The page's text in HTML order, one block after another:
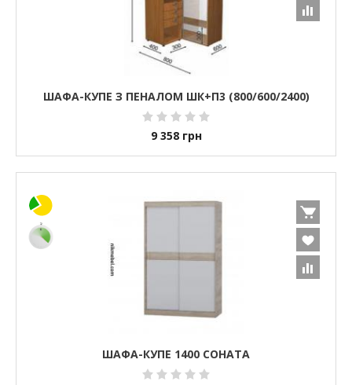
ШАФА-КУПЕ З ПЕНАЛОМ ШК+П3 (800/600/2400)
9 358 грн
ШАФА-КУПЕ 1400 СОНАТА